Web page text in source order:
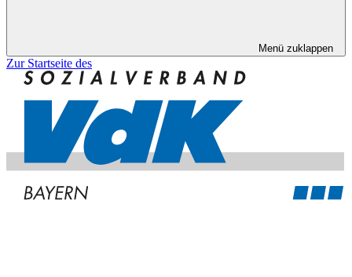
Menü zuklappen
Zur Startseite des